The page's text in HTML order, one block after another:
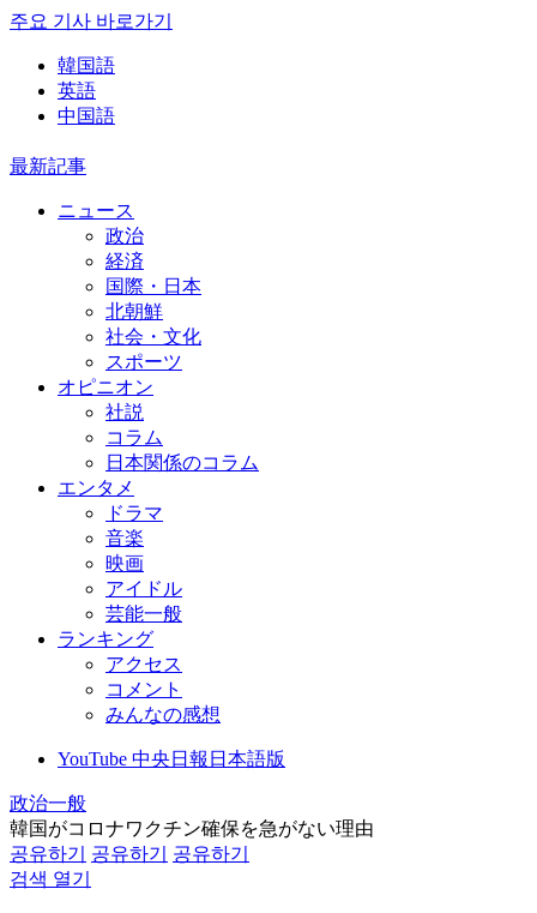
주요 기사 바로가기
韓国語
英語
中国語
最新記事
ニュース
政治
経済
国際・日本
北朝鮮
社会・文化
スポーツ
オピニオン
社説
コラム
日本関係のコラム
エンタメ
ドラマ
音楽
映画
アイドル
芸能一般
ランキング
アクセス
コメント
みんなの感想
YouTube 中央日報日本語版
政治一般
韓国がコロナワクチン確保を急がない理由
공유하기
공유하기
공유하기
검색 열기